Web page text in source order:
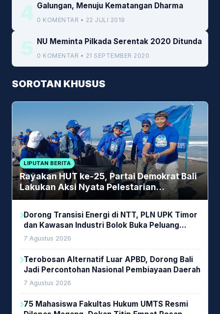
4 Galungan, Menuju Kematangan Dharma
0 KOMENTAR • 22 JULI 2019
5 NU Meminta Pilkada Serentak 2020 Ditunda
0 KOMENTAR • 21 SEPTEMBER 2020
SOROTAN KHUSUS
LIPUTAN BERITA
Rayakan HUT ke-25, Partai Demokrat Bali
Lakukan Aksi Nyata Pelestarian
Lingkungan
Dorong Transisi Energi di NTT, PLN UPK Timor
dan Kawasan Industri Bolok Buka Peluang
Investasi Woodchip untuk Cofiring PLTU Bolok
7 Agustus 2026
Terobosan Alternatif Luar APBD, Dorong Bali
Jadi Percontohan Nasional Pembiayaan Daerah
7 Agustus 2026
75 Mahasiswa Fakultas Hukum UMTS Resmi